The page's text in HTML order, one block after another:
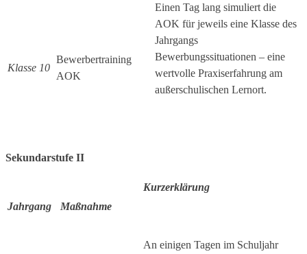
Klasse 10
Bewerbertraining
AOK
Einen Tag lang simuliert die
AOK für jeweils eine Klasse des
Jahrgangs
Bewerbungssituationen – eine
wertvolle Praxiserfahrung am
außerschulischen Lernort.
Sekundarstufe II
Jahrgang Maßnahme
Kurzerklärung
An einigen Tagen im Schuljahr